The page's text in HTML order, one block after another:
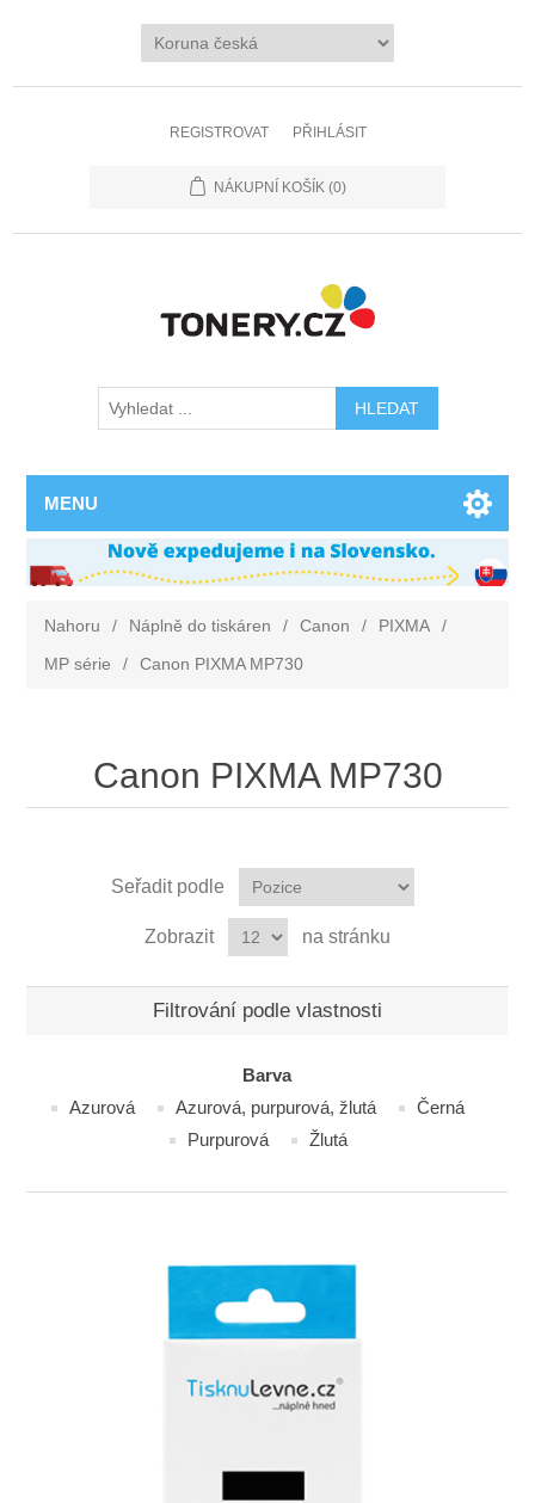
REGISTROVAT PŘIHLÁSIT
NÁKUPNÍ KOŠÍK (0)
MENU
Nahoru / Náplně do tiskáren / Canon / PIXMA
/
MP série
/ Canon PIXMA MP730
Canon PIXMA MP730
Seřadit podle
Zobrazit na stránku
Filtrování podle vlastnosti
Barva
Azurová
Azurová, purpurová, žlutá
Černá
Purpurová
Žlutá